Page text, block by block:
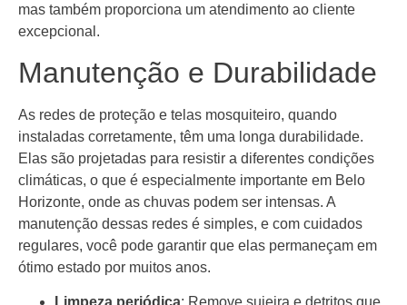
mas também proporciona um atendimento ao cliente
excepcional.
Manutenção e Durabilidade
As redes de proteção e telas mosquiteiro, quando
instaladas corretamente, têm uma longa durabilidade.
Elas são projetadas para resistir a diferentes condições
climáticas, o que é especialmente importante em Belo
Horizonte, onde as chuvas podem ser intensas. A
manutenção dessas redes é simples, e com cuidados
regulares, você pode garantir que elas permaneçam em
ótimo estado por muitos anos.